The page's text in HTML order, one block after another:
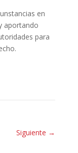
en
aportando
para
Siguiente →